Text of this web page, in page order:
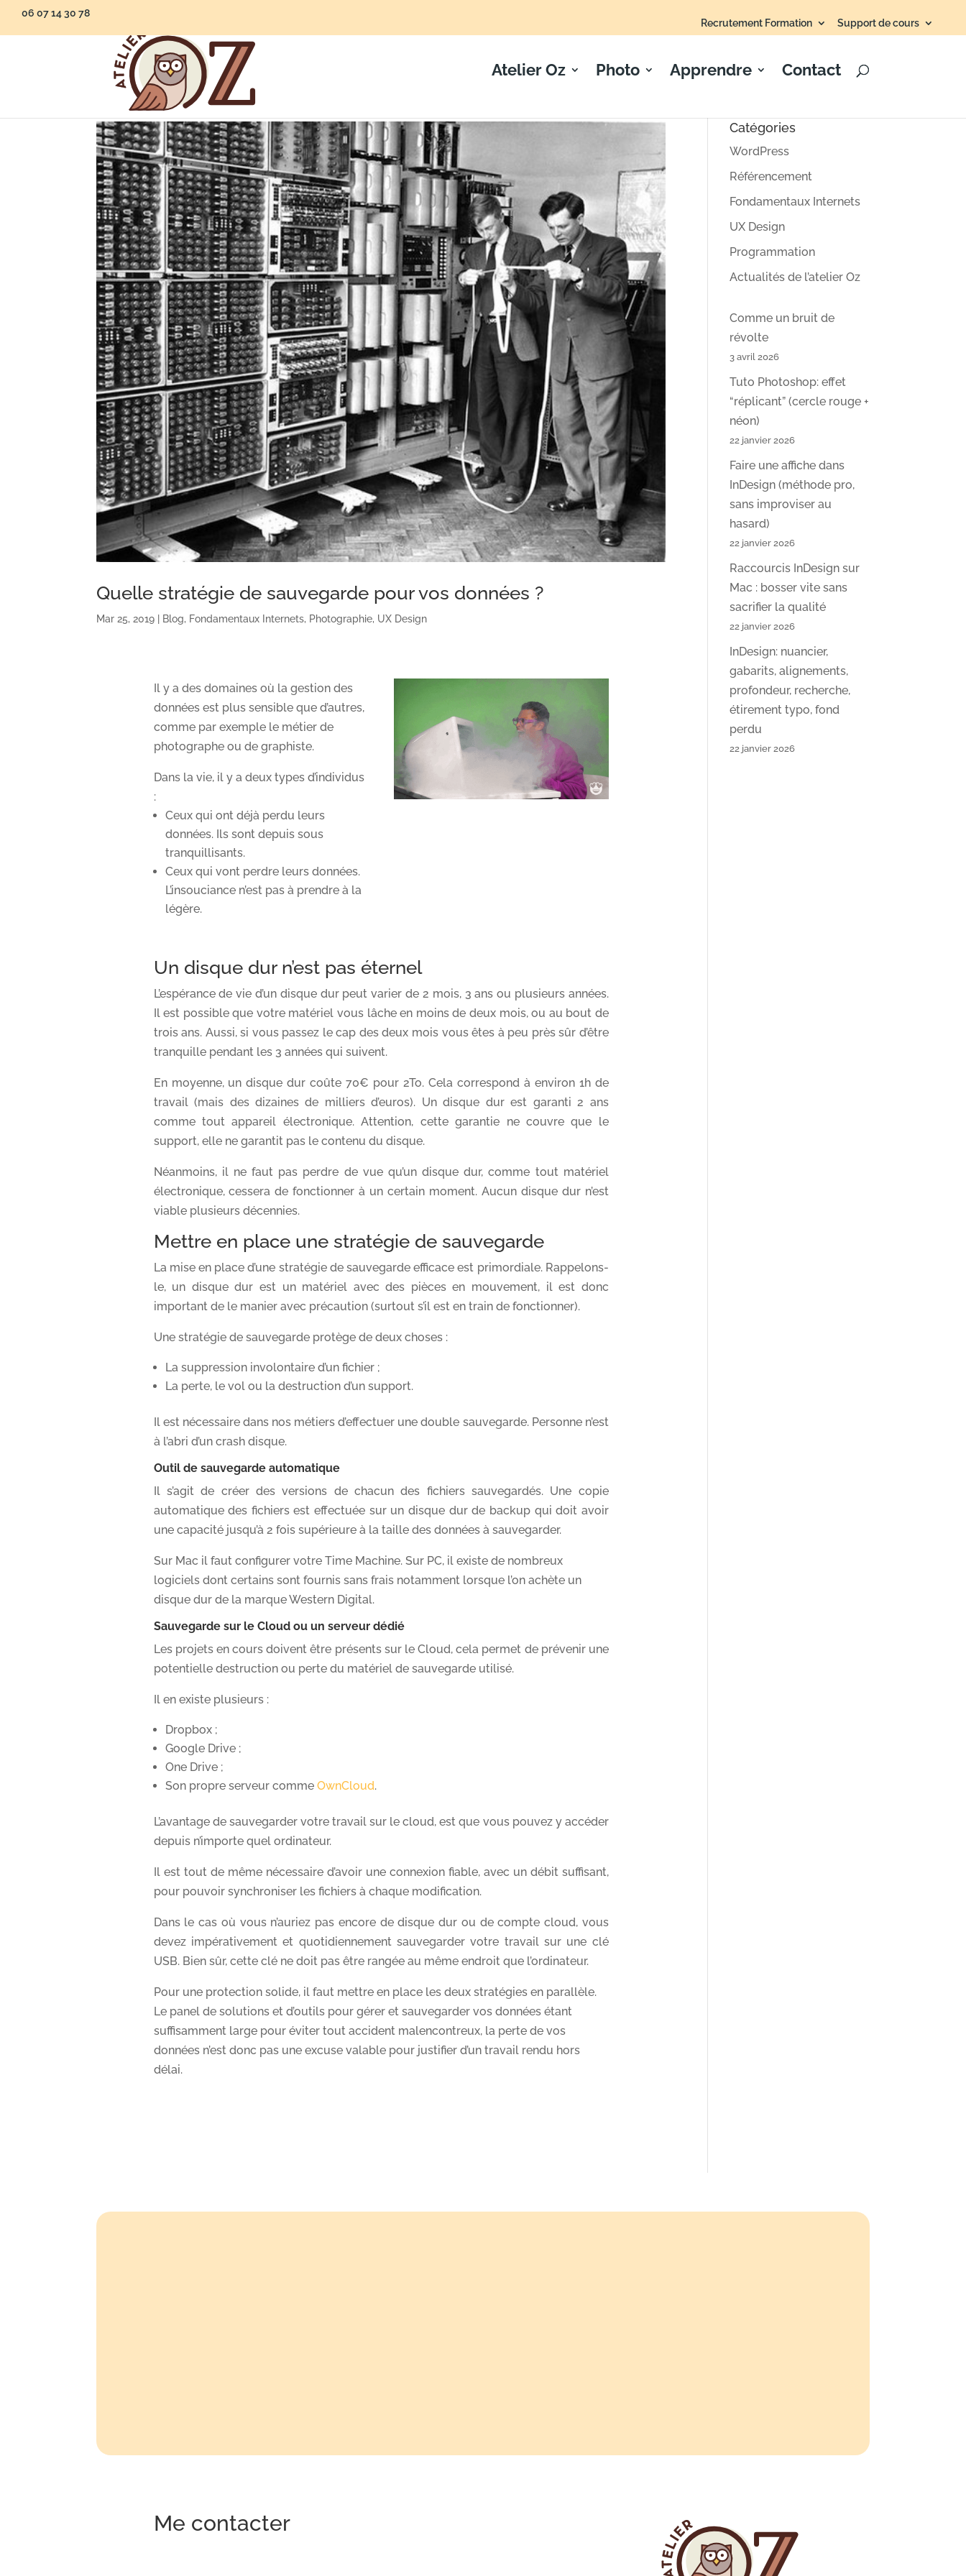
06 07 14 30 78
Recrutement Formation
Support de cours
Atelier Oz Photo Apprendre Contact
Quelle stratégie de sauvegarde pour vos données ?
Mar 25, 2019 Blog, Fondamentaux Internets, Photographie, UX Design
Il y a des domaines où la gestion des
données est plus sensible que d’autres,
comme par exemple le métier de
photographe ou de graphiste.
Dans la vie, il y a deux types d’individus
:
Ceux qui ont déjà perdu leurs
données. Ils sont depuis sous
tranquillisants.
Ceux qui vont perdre leurs données.
L’insouciance n’est pas à prendre à la
légère.
Un disque dur n’est pas éternel
L’espérance de vie d’un disque dur peut varier de 2 mois, 3 ans ou plusieurs années.
Il est possible que votre matériel vous lâche en moins de deux mois, ou au bout de
trois ans. Aussi, si vous passez le cap des deux mois vous êtes à peu près sûr d’être
tranquille pendant les 3 années qui suivent.
En moyenne, un disque dur coûte 70€ pour 2To. Cela correspond à environ 1h de
travail (mais des dizaines de milliers d’euros). Un disque dur est garanti 2 ans
comme tout appareil électronique. Attention, cette garantie ne couvre que le
support, elle ne garantit pas le contenu du disque.
Néanmoins, il ne faut pas perdre de vue qu’un disque dur, comme tout matériel
électronique, cessera de fonctionner à un certain moment. Aucun disque dur n’est
viable plusieurs décennies.
Mettre en place une stratégie de sauvegarde
La mise en place d’une stratégie de sauvegarde efficace est primordiale. Rappelons-
le, un disque dur est un matériel avec des pièces en mouvement, il est donc
important de le manier avec précaution (surtout s’il est en train de fonctionner).
Une stratégie de sauvegarde protège de deux choses :
La suppression involontaire d’un fichier ;
La perte, le vol ou la destruction d’un support.
Il est nécessaire dans nos métiers d’effectuer une double sauvegarde. Personne n’est
à l’abri d’un crash disque.
Outil de sauvegarde automatique
Il s’agit de créer des versions de chacun des fichiers sauvegardés. Une copie
automatique des fichiers est effectuée sur un disque dur de backup qui doit avoir
une capacité jusqu’à 2 fois supérieure à la taille des données à sauvegarder.
Sur Mac il faut configurer votre Time Machine. Sur PC, il existe de nombreux
logiciels dont certains sont fournis sans frais notamment lorsque l’on achète un
disque dur de la marque Western Digital.
Sauvegarde sur le Cloud ou un serveur dédié
Les projets en cours doivent être présents sur le Cloud, cela permet de prévenir une
potentielle destruction ou perte du matériel de sauvegarde utilisé.
Il en existe plusieurs :
Dropbox ;
Google Drive ;
One Drive ;
Son propre serveur comme OwnCloud.
L’avantage de sauvegarder votre travail sur le cloud, est que vous pouvez y accéder
depuis n’importe quel ordinateur.
Il est tout de même nécessaire d’avoir une connexion fiable, avec un débit suffisant,
pour pouvoir synchroniser les fichiers à chaque modification.
Dans le cas où vous n’auriez pas encore de disque dur ou de compte cloud, vous
devez impérativement et quotidiennement sauvegarder votre travail sur une clé
USB. Bien sûr, cette clé ne doit pas être rangée au même endroit que l’ordinateur.
Pour une protection solide, il faut mettre en place les deux stratégies en parallèle.
Le panel de solutions et d’outils pour gérer et sauvegarder vos données étant
suffisamment large pour éviter tout accident malencontreux, la perte de vos
données n’est donc pas une excuse valable pour justifier d’un travail rendu hors
délai.
Catégories
WordPress
Référencement
Fondamentaux Internets
UX Design
Programmation
Actualités de l’atelier Oz
Comme un bruit de
révolte
3 avril 2026
Tuto Photoshop: effet
“réplicant” (cercle rouge +
néon)
22 janvier 2026
Faire une affiche dans
InDesign (méthode pro,
sans improviser au
hasard)
22 janvier 2026
Raccourcis InDesign sur
Mac : bosser vite sans
sacrifier la qualité
22 janvier 2026
InDesign: nuancier,
gabarits, alignements,
profondeur, recherche,
étirement typo, fond
perdu
22 janvier 2026
Me contacter